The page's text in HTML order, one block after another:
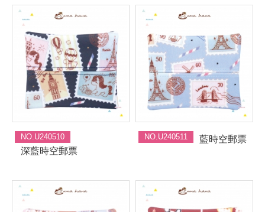
NO.U240510
深藍時空郵票
NO.U240511 藍時空郵票